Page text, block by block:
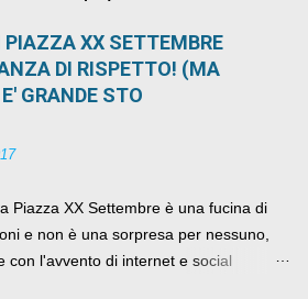
XX SETTEMBRE
DI RISPETTO! (MA
GRANDE STO
Piazza XX Settembre è una fucina di
e non è una sorpresa per nessuno,
con l'avvento di internet e social